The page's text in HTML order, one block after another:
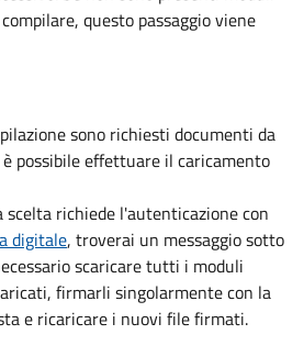
questo passaggio viene
sono richiesti documenti da
possibile effettuare il caricamento
richiede l'autenticazione con
digitale, troverai un messaggio sotto
scaricare tutti i moduli
firmarli singolarmente con la
e ricaricare i nuovi file firmati.